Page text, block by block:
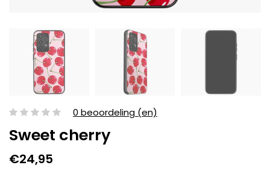
0 beoordeling (en)
Sweet cherry
€24,95